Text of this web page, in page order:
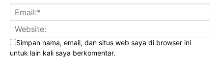
Simpan nama, email, dan situs web saya di browser ini
untuk lain kali saya berkomentar.